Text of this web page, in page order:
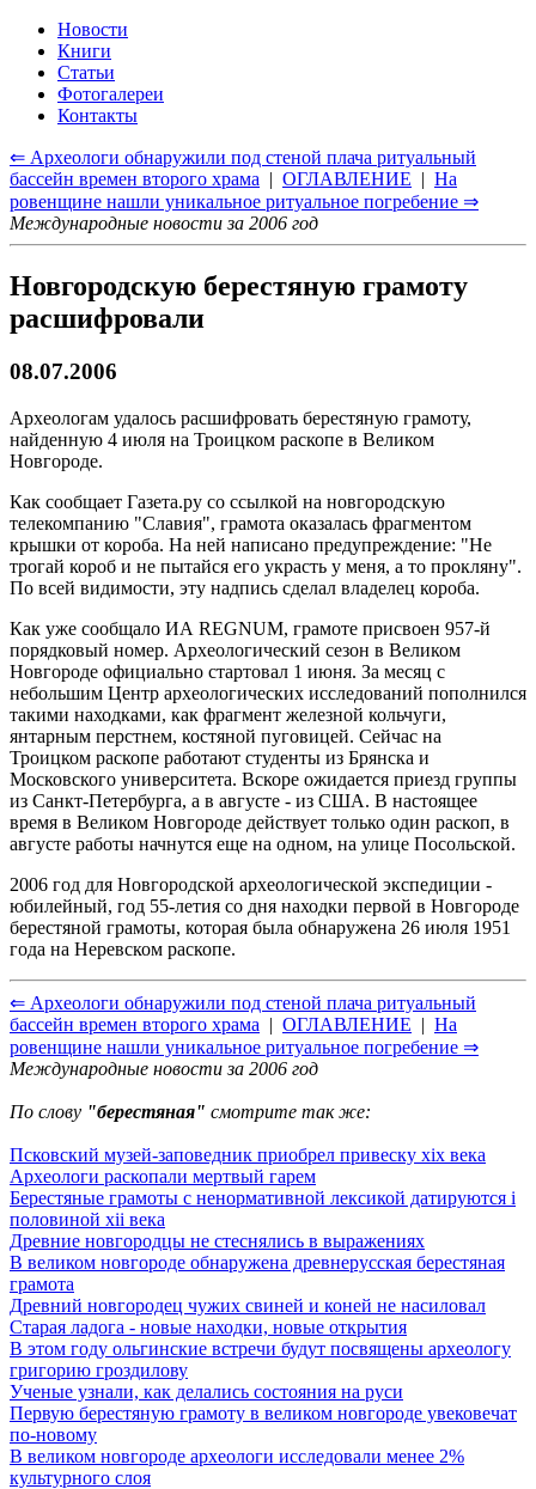
Новости
Книги
Статьи
Фотогалереи
Контакты
⇐ Археологи обнаружили под стеной плача ритуальный
бассейн времен второго храма | ОГЛАВЛЕНИЕ | На
ровенщине нашли уникальное ритуальное погребение ⇒
Международные новости за 2006 год
Новгородскую берестяную грамоту
расшифровали
08.07.2006
Археологам удалось расшифровать берестяную грамоту,
найденную 4 июля на Троицком раскопе в Великом
Новгороде.
Как сообщает Газета.ру со ссылкой на новгородскую
телекомпанию "Славия", грамота оказалась фрагментом
крышки от короба. На ней написано предупреждение: "Не
трогай короб и не пытайся его украсть у меня, а то прокляну".
По всей видимости, эту надпись сделал владелец короба.
Как уже сообщало ИА REGNUM, грамоте присвоен 957-й
порядковый номер. Археологический сезон в Великом
Новгороде официально стартовал 1 июня. За месяц с
небольшим Центр археологических исследований пополнился
такими находками, как фрагмент железной кольчуги,
янтарным перстнем, костяной пуговицей. Сейчас на
Троицком раскопе работают студенты из Брянска и
Московского университета. Вскоре ожидается приезд группы
из Санкт-Петербурга, а в августе - из США. В настоящее
время в Великом Новгороде действует только один раскоп, в
августе работы начнутся еще на одном, на улице Посольской.
2006 год для Новгородской археологической экспедиции -
юбилейный, год 55-летия со дня находки первой в Новгороде
берестяной грамоты, которая была обнаружена 26 июля 1951
года на Неревском раскопе.
⇐ Археологи обнаружили под стеной плача ритуальный
бассейн времен второго храма | ОГЛАВЛЕНИЕ | На
ровенщине нашли уникальное ритуальное погребение ⇒
Международные новости за 2006 год
По слову "берестяная" смотрите так же:
Псковский музей-заповедник приобрел привеску xix века
Археологи раскопали мертвый гарем
Берестяные грамоты с ненормативной лексикой датируются i
половиной xii века
Древние новгородцы не стеснялись в выражениях
В великом новгороде обнаружена древнерусская берестяная
грамота
Древний новгородец чужих свиней и коней не насиловал
Старая ладога - новые находки, новые открытия
В этом году ольгинские встречи будут посвящены археологу
григорию гроздилову
Ученые узнали, как делались состояния на руси
Первую берестяную грамоту в великом новгороде увековечат
по-новому
В великом новгороде археологи исследовали менее 2%
культурного слоя